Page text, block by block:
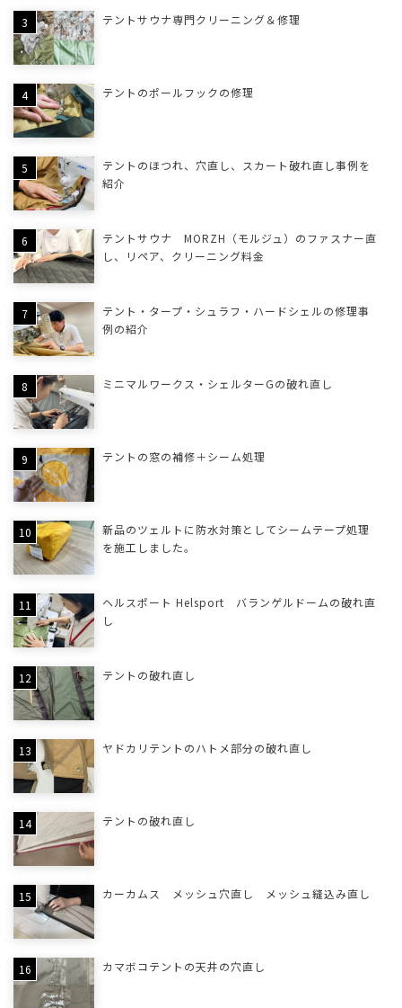
テントサウナ専門クリーニング＆修理
テントのポールフックの修理
テントのほつれ、穴直し、スカート破れ直し事例を
紹介
テントサウナ MORZH（モルジュ）のファスナー直
し、リペア、クリーニング料金
テント・タープ・シュラフ・ハードシェルの修理事
例の紹介
ミニマルワークス・シェルターGの破れ直し
テントの窓の補修＋シーム処理
新品のツェルトに防水対策としてシームテープ処理
を施工しました。
ヘルスポート Helsport バランゲルドームの破れ直
し
テントの破れ直し
ヤドカリテントのハトメ部分の破れ直し
テントの破れ直し
カーカムス メッシュ穴直し メッシュ縫込み直し
カマボコテントの天井の穴直し